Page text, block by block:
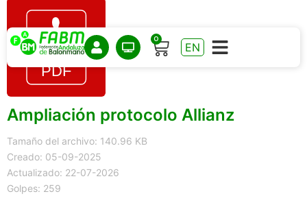
0
EN
Ampliación protocolo Allianz
Tamaño del archivo: 140.96 KB
Creado: 05-09-2025
Actualizado: 22-07-2026
Golpes: 259